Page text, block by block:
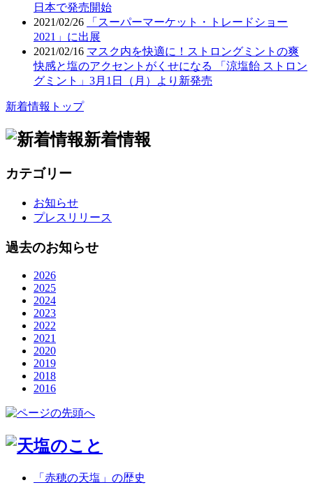
日本で発売開始
2021/02/26
「スーパーマーケット・トレードショー
2021」に出展
2021/02/16 マスク内を快適に！ストロングミントの爽
快感と塩のアクセントがくせになる 「涼塩飴 ストロン
グミント」3月1日（月）より新発売
新着情報トップ
新着情報
カテゴリー
お知らせ
プレスリリース
過去のお知らせ
2026
2025
2024
2023
2022
2021
2020
2019
2018
2016
「赤穂の天塩」の歴史